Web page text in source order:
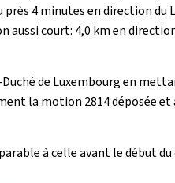
4 minutes en direction du
court: 4,0 km en
de Luxembourg en
la motion 2814 déposée
à celle avant le début du